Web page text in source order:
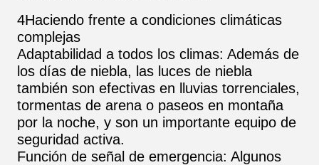
4Haciendo frente a condiciones climáticas
complejas
Adaptabilidad a todos los climas: Además de
los días de niebla, las luces de niebla
también son efectivas en lluvias torrenciales,
tormentas de arena o paseos en montaña
por la noche, y son un importante equipo de
seguridad activa.
Función de señal de emergencia: Algunos